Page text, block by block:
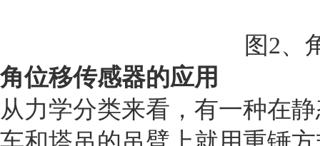
图2、
角位移传感器的应用
从力学分类来看，有一种在